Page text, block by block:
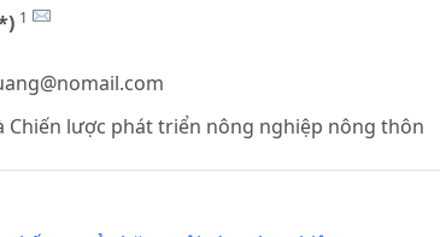
1
Chiến lược phát triển nông nghiệp nông thôn